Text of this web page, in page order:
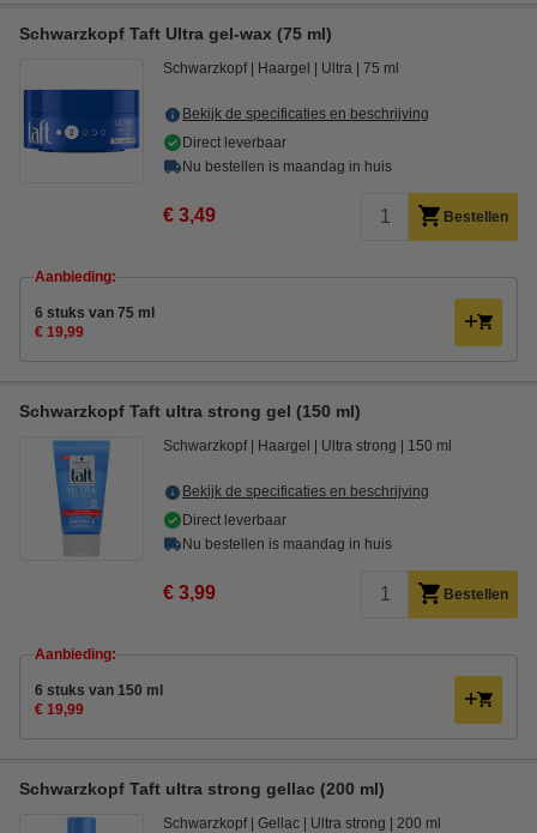
Schwarzkopf Taft Ultra gel-wax (75 ml)
Schwarzkopf Haargel Ultra 75 ml
Bekijk de specificaties en beschrijving
Direct leverbaar
Nu bestellen is maandag in huis
€ 3,49 Bestellen
Aanbieding:
6 stuks van 75 ml
€ 19,99
Schwarzkopf Taft ultra strong gel (150 ml)
Schwarzkopf Haargel Ultra strong 150 ml
Bekijk de specificaties en beschrijving
Direct leverbaar
Nu bestellen is maandag in huis
€ 3,99 Bestellen
Aanbieding:
6 stuks van 150 ml
€ 19,99
Schwarzkopf Taft ultra strong gellac (200 ml)
Schwarzkopf Gellac Ultra strong 200 ml